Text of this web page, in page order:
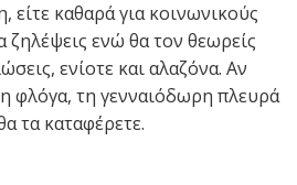
είτε καθαρά για κοινωνικούς
ζηλέψεις ενώ θα τον θεωρείς
ενίοτε και αλαζόνα. Αν
φλόγα, τη γενναιόδωρη πλευρά
τα καταφέρετε.